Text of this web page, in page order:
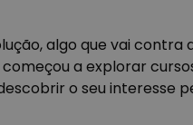
algo que vai contra
a explorar
o seu interesse